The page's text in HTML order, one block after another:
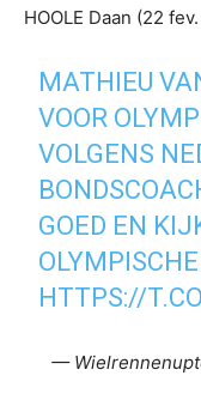
HOOLE Daan (22
MATHIEU
VOOR
VOLGENS
GOED EN
HTTPS://
—